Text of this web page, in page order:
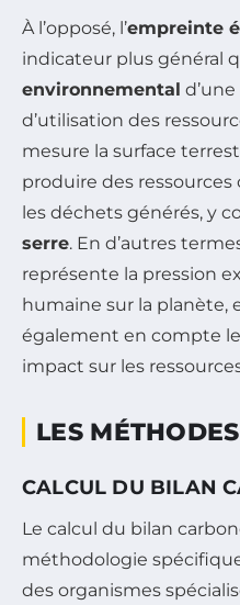
À l’opposé, l’empreinte
indicateur plus général
environnemental
d’utilisation des
mesure la surface
produire des
les déchets générés, y
serre. En d’autres
représente la pression
humaine sur la planète,
également en compte
impact sur les
LES
CALCUL DU BILAN
Le calcul du bilan
méthodologie
des organismes